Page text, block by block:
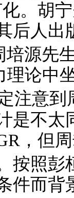
。胡
后人 出
培源先
理论中
注意到
是不太
R ，但
按照彭
件而背